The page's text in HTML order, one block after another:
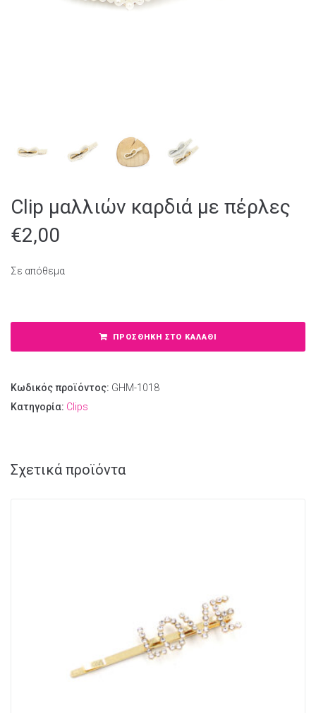
Clip μαλλιών καρδιά με πέρλες
€2,00
Σε απόθεμα
ΠΡΟΣΘΉΚΗ ΣΤΟ ΚΑΛΆΘΙ
Κωδικός προϊόντος: GHM-1018
Κατηγορία: Clips
Σχετικά προϊόντα